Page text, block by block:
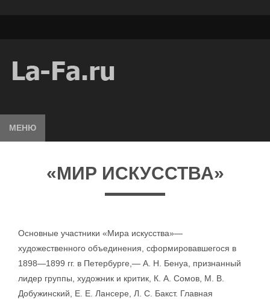
МЕНЮ
«МИР ИСКУССТВА»
Основные участники «Мира искусства»—
художественного объединения, сформировавшегося в
1898—1899 гг. в Петербурге,— А. Н. Бенуа, признанный
лидер группы, художник и критик, К. А. Сомов, М. В.
Добужинский, Е. Е. Лансере, Л. С. Бакст. Главная